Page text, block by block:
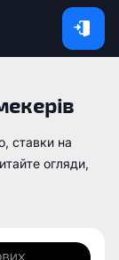
ставки на
огляди,